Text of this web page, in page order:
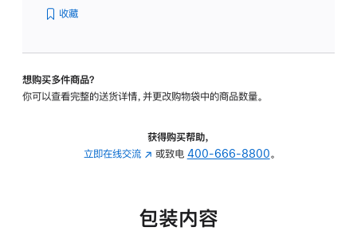
转
的
收藏
想购买多件商品？
你可以查看完整的送货详情，并更改购物袋中的商品数量。
获得购买帮助，
立即在线交流 (在
中
或致电 400-666-8800。
包装内容